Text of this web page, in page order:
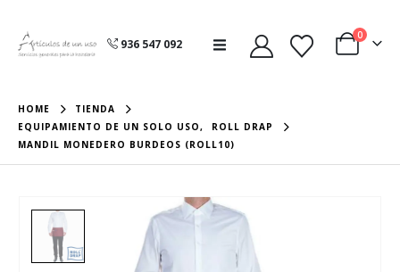
936 547 092
0
HOME
TIENDA
EQUIPAMIENTO DE UN SOLO USO,
ROLL DRAP
MANDIL MONEDERO BURDEOS (ROLL10)